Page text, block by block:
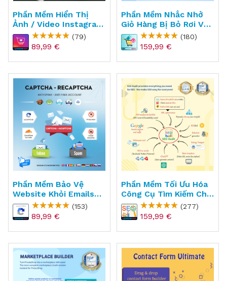
Phần Mềm Hiển Thị
Ảnh / Video Instagram
Lên Website
PrestaShop -
Instagram Shopping
Slider
(79)
89,99 €
Phần Mềm Nhắc Nhở
Giỏ Hàng Bị Bỏ Rơi Và
Email Marketing Cho
PrestaShop -
Abandoned Cart
Reminder + Auto Email
(180)
159,99 €
Phần Mềm Bảo Vệ
Website Khỏi Emails
Rác Cho PrestaShop -
CAPTCHA
(153)
89,99 €
Phần Mềm Tối Ưu Hóa
Công Cụ Tìm Kiếm Cho
PrestaShop - SEO
Audit
(277)
159,99 €